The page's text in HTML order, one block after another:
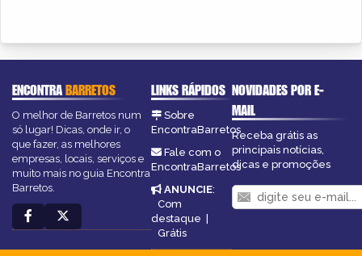
ENCONTRABARRETOS
O melhor de Barretos num
só lugar! Dicas, onde ir, o
que fazer, as melhores
empresas, locais, serviços e
muito mais no guia Encontra
Barretos.
LINKS RÁPIDOS
Sobre
EncontraBarretos
Fale com o
EncontraBarretos
ANUNCIE:
Com
destaque |
Grátis
NOVIDADES POR E-
MAIL
Receba grátis as
principais notícias,
dicas e promoções